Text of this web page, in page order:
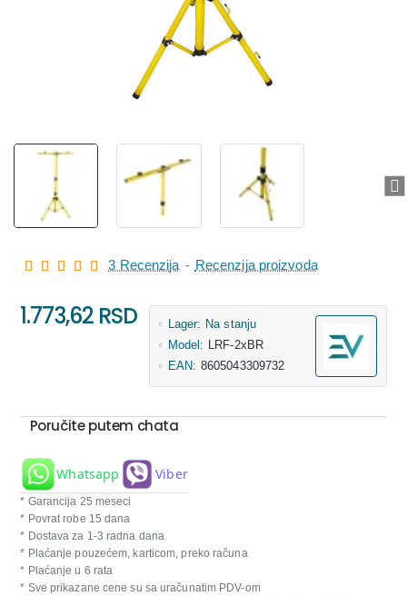
3 Recenzija - Recenzija proizvoda
1.773,62 RSD Lager: Na stanju
Model: LRF-2xBR
EAN: 8605043309732
Poručite putem chata
Whatsapp Viber
* Garancija 25 meseci
* Povrat robe 15 dana
* Dostava za 1-3 radna dana
* Plaćanje pouzećem, karticom, preko računa
* Plaćanje u 6 rata
* Sve prikazane cene su sa uračunatim PDV-om